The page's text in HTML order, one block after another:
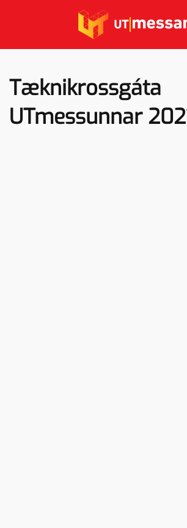
Skip to main content
Tæknikrossgáta
UTmessunnar